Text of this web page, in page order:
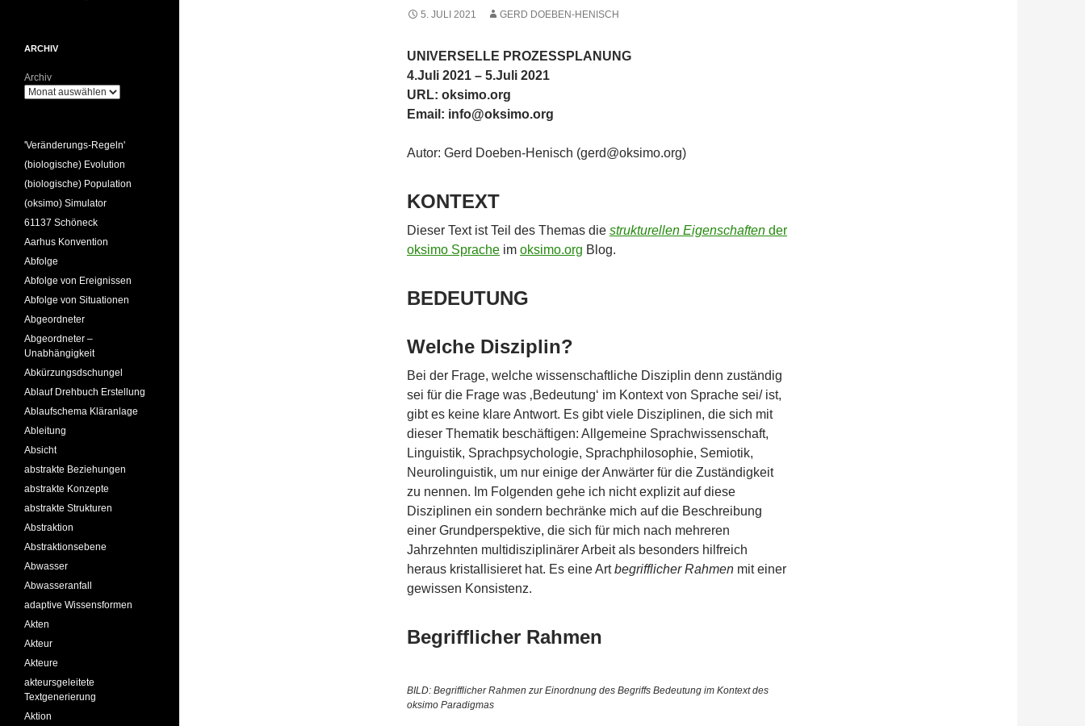
5. JULI 2021 GERD DOEBEN-HENISCH
UNIVERSELLE PROZESSPLANUNG
4.Juli 2021 – 5.Juli 2021
URL: oksimo.org
Email: info@oksimo.org
Autor: Gerd Doeben-Henisch (gerd@oksimo.org)
KONTEXT
Dieser Text ist Teil des Themas die strukturellen Eigenschaften der
oksimo Sprache im oksimo.org Blog.
BEDEUTUNG
Welche Disziplin?
Bei der Frage, welche wissenschaftliche Disziplin denn zuständig
sei für die Frage was ‚Bedeutung‘ im Kontext von Sprache sei/ ist,
gibt es keine klare Antwort. Es gibt viele Disziplinen, die sich mit
dieser Thematik beschäftigen: Allgemeine Sprachwissenschaft,
Linguistik, Sprachpsychologie, Sprachphilosophie, Semiotik,
Neurolinguistik, um nur einige der Anwärter für die Zuständigkeit
zu nennen. Im Folgenden gehe ich nicht explizit auf diese
Disziplinen ein sondern bechränke mich auf die Beschreibung
einer Grundperspektive, die sich für mich nach mehreren
Jahrzehnten multidisziplinärer Arbeit als besonders hilfreich
heraus kristallisieret hat. Es eine Artbegrifflicher Rahmen mit einer
gewissen Konsistenz.
Begrifflicher Rahmen
BILD: Begrifflicher Rahmen zur Einordnung des Begriffs Bedeutung im Kontext des
oksimo Paradigmas
ARCHIV
Archiv
'Veränderungs-Regeln'
(biologische) Evolution
(biologische) Population
(oksimo) Simulator
61137 Schöneck
Aarhus Konvention
Abfolge
Abfolge von Ereignissen
Abfolge von Situationen
Abgeordneter
Abgeordneter –
Unabhängigkeit
Abkürzungsdschungel
Ablauf Drehbuch Erstellung
Ablaufschema Kläranlage
Ableitung
Absicht
abstrakte Beziehungen
abstrakte Konzepte
abstrakte Strukturen
Abstraktion
Abstraktionsebene
Abwasser
Abwasseranfall
adaptive Wissensformen
Akten
Akteur
Akteure
akteursgeleitete
Textgenerierung
Aktion